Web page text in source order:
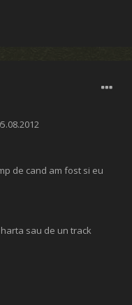
de cand am fost si eu
sau de un track